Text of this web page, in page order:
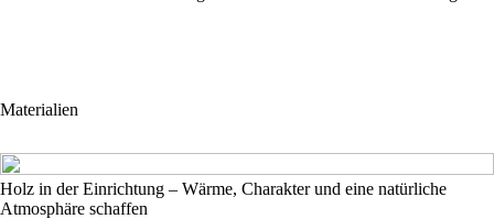
Materialien
Holz in der Einrichtung – Wärme, Charakter und eine natürliche
Atmosphäre schaffen